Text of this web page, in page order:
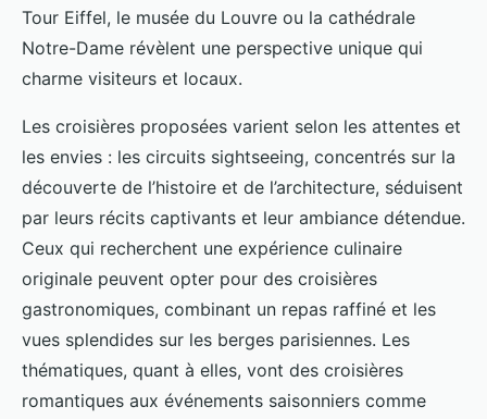
Tour Eiffel, le musée du Louvre ou la cathédrale
Notre-Dame révèlent une perspective unique qui
charme visiteurs et locaux.
Les croisières proposées varient selon les attentes et
les envies : les circuits sightseeing, concentrés sur la
découverte de l’histoire et de l’architecture, séduisent
par leurs récits captivants et leur ambiance détendue.
Ceux qui recherchent une expérience culinaire
originale peuvent opter pour des croisières
gastronomiques, combinant un repas raffiné et les
vues splendides sur les berges parisiennes. Les
thématiques, quant à elles, vont des croisières
romantiques aux événements saisonniers comme